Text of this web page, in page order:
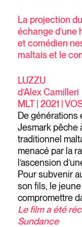
La projection
échange d’une
et
maltais et le
LUZZU
d’Alex Camilleri
MLT | 2021 |
De générations
Jesmark pêche
traditionnel
menacé par la
l’ascension
Pour subvenir
son fils, le
compromettre
Le film a été
Sundance